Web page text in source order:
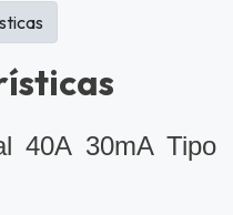
40A 30mA Tipo